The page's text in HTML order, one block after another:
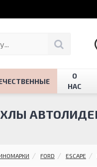
О
НАС
FORD ESCAPE
АВТОЛИДЕР